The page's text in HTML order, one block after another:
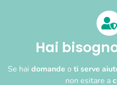
Hai
Se hai domande o ti serve
non esitare a